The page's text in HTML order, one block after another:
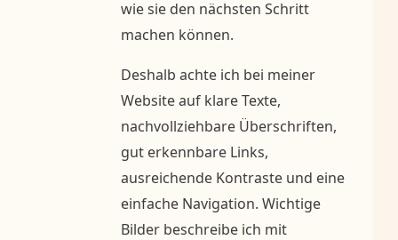
wie sie den nächsten Schritt
machen können.
Deshalb achte ich bei meiner
Website auf klare Texte,
nachvollziehbare Überschriften,
gut erkennbare Links,
ausreichende Kontraste und eine
einfache Navigation. Wichtige
Bilder beschreibe ich mit